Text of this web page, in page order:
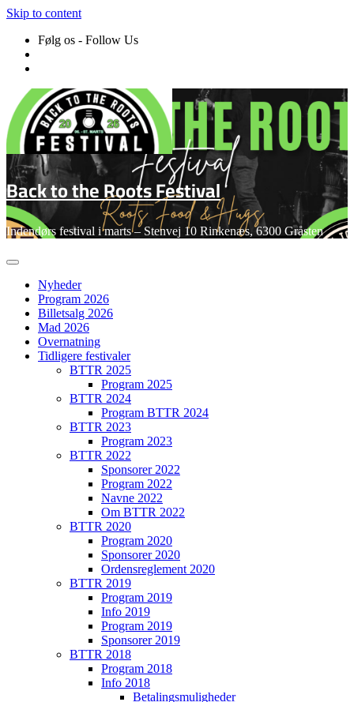
Skip to content
Følg os - Follow Us
Back to the Roots Festival
Indendørs festival i marts – Stenvej 10 Rinkenæs, 6300 Gråsten
Nyheder
Program 2026
Billetsalg 2026
Mad 2026
Overnatning
Tidligere festivaler
BTTR 2025
Program 2025
BTTR 2024
Program BTTR 2024
BTTR 2023
Program 2023
BTTR 2022
Sponsorer 2022
Program 2022
Navne 2022
Om BTTR 2022
BTTR 2020
Program 2020
Sponsorer 2020
Ordensreglement 2020
BTTR 2019
Program 2019
Info 2019
Program 2019
Sponsorer 2019
BTTR 2018
Program 2018
Info 2018
Betalingsmuligheder